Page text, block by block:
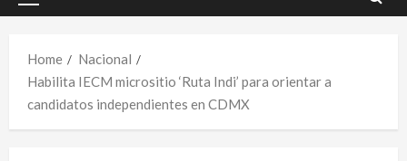
Primary
Home
Nacional
Habilita IECM micrositio ‘Ruta Indi’ para orientar a
candidatos independientes en CDMX